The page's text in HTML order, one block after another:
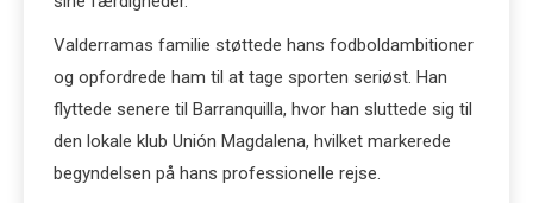
Valderramas familie støttede hans fodboldambitioner
og opfordrede ham til at tage sporten seriøst. Han
flyttede senere til Barranquilla, hvor han sluttede sig til
den lokale klub Unión Magdalena, hvilket markerede
begyndelsen på hans professionelle rejse.